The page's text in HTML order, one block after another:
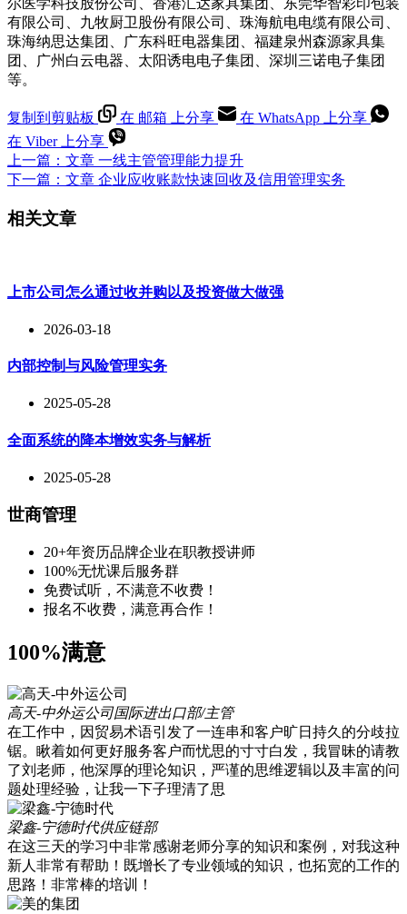
尔医学科技股份公司、香港汇达家具集团、东莞华智彩印包装
有限公司、九牧厨卫股份有限公司、珠海航电电缆有限公司、
珠海纳思达集团、广东科旺电器集团、福建泉州森源家具集
团、广州白云电器、太阳诱电电子集团、深圳三诺电子集团
等。
复制到剪贴板 在 邮箱 上分享
在 WhatsApp 上分享
在 Viber 上分享
上一篇： 文章 一线主管管理能力提升
下一篇： 文章 企业应收账款快速回收及信用管理实务
相关文章
上市公司怎么通过收并购以及投资做大做强
2026-03-18
内部控制与风险管理实务
2025-05-28
全面系统的降本增效实务与解析
2025-05-28
世商管理
20+年资历品牌企业在职教授讲师
100%无忧课后服务群
免费试听，不满意不收费！
报名不收费，满意再合作！
100%满意
高天-中外运公司国际进出口部/主管
在工作中，因贸易术语引发了一连串和客户旷日持久的分歧拉
锯。瞅着如何更好服务客户而忧思的寸寸白发，我冒昧的请教
了刘老师，他深厚的理论知识，严谨的思维逻辑以及丰富的问
题处理经验，让我一下子理清了思
梁鑫-宁德时代供应链部
在这三天的学习中非常感谢老师分享的知识和案例，对我这种
新人非常有帮助！既增长了专业领域的知识，也拓宽的工作的
思路！非常棒的培训！